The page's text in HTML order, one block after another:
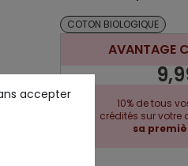
COTON BIOLOGIQUE
AVANTAGE
10% de tous
crédités sur
sa
accepter